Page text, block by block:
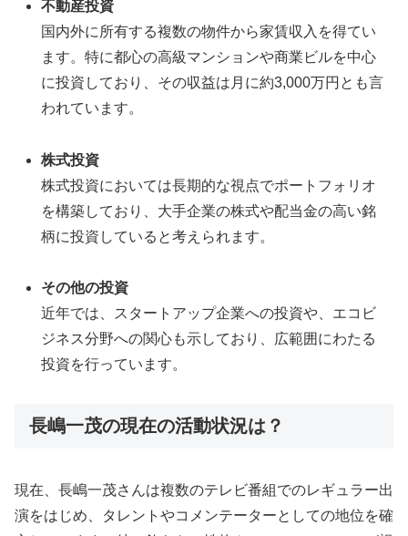
不動産投資
国内外に所有する複数の物件から家賃収入を得てい
ます。特に都心の高級マンションや商業ビルを中心
に投資しており、その収益は月に約3,000万円とも言
われています。
株式投資
株式投資においては長期的な視点でポートフォリオ
を構築しており、大手企業の株式や配当金の高い銘
柄に投資していると考えられます。
その他の投資
近年では、スタートアップ企業への投資や、エコビ
ジネス分野への関心も示しており、広範囲にわたる
投資を行っています。
長嶋一茂の現在の活動状況は？
現在、長嶋一茂さんは複数のテレビ番組でのレギュラー出
演をはじめ、タレントやコメンテーターとしての地位を確